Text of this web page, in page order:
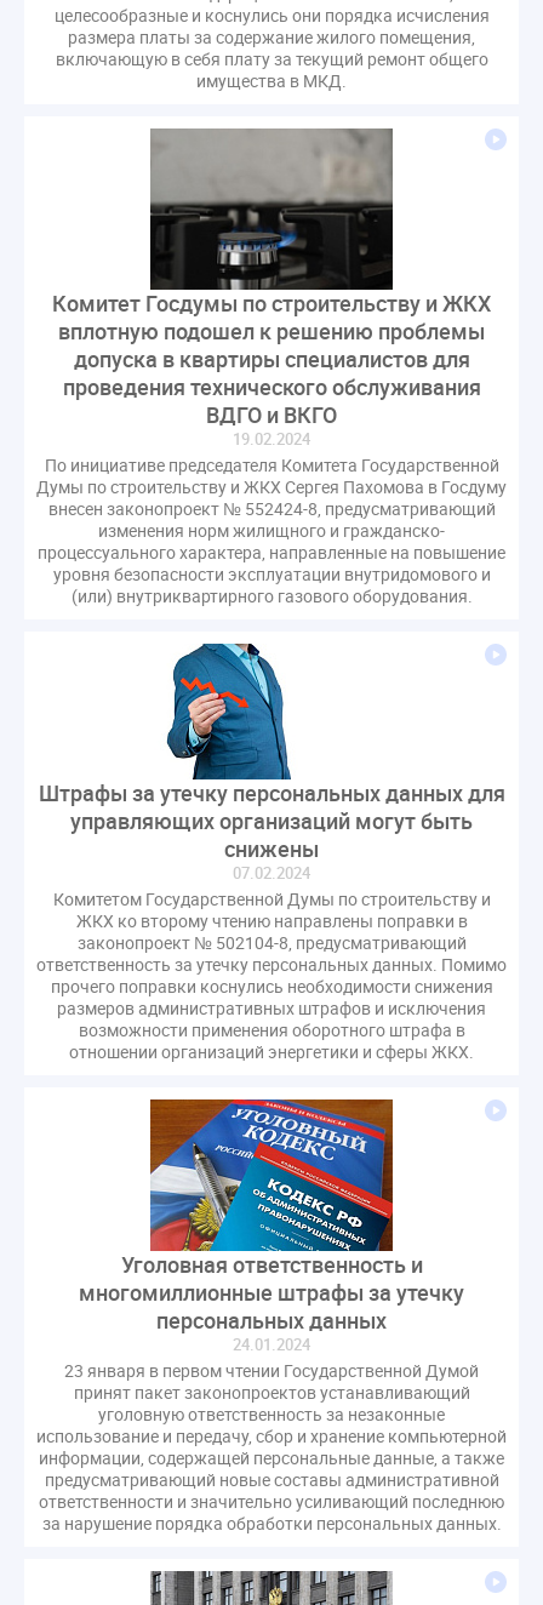
целесообразные и коснулись они порядка исчисления
размера платы за содержание жилого помещения,
включающую в себя плату за текущий ремонт общего
имущества в МКД.
Комитет Госдумы по строительству и ЖКХ
вплотную подошел к решению проблемы
допуска в квартиры специалистов для
проведения технического обслуживания
ВДГО и ВКГО
19.02.2024
По инициативе председателя Комитета Государственной
Думы по строительству и ЖКХ Сергея Пахомова в Госдуму
внесен законопроект № 552424-8, предусматривающий
изменения норм жилищного и гражданско-
процессуального характера, направленные на повышение
уровня безопасности эксплуатации внутридомового и
(или) внутриквартирного газового оборудования.
Штрафы за утечку персональных данных для
управляющих организаций могут быть
снижены
07.02.2024
Комитетом Государственной Думы по строительству и
ЖКХ ко второму чтению направлены поправки в
законопроект № 502104-8, предусматривающий
ответственность за утечку персональных данных. Помимо
прочего поправки коснулись необходимости снижения
размеров административных штрафов и исключения
возможности применения оборотного штрафа в
отношении организаций энергетики и сферы ЖКХ.
Уголовная ответственность и
многомиллионные штрафы за утечку
персональных данных
24.01.2024
23 января в первом чтении Государственной Думой
принят пакет законопроектов устанавливающий
уголовную ответственность за незаконные
использование и передачу, сбор и хранение компьютерной
информации, содержащей персональные данные, а также
предусматривающий новые составы административной
ответственности и значительно усиливающий последнюю
за нарушение порядка обработки персональных данных.